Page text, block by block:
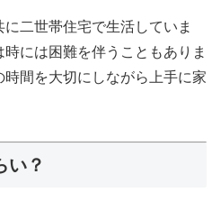
二世帯住宅で生活していま
には困難を伴うこともありま
間を大切にしながら上手に家
い？